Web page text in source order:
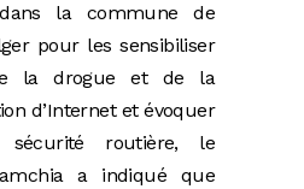
la commune de
pour les sensibiliser
la drogue et de la
d’Internet et évoquer
routière, le
a indiqué que